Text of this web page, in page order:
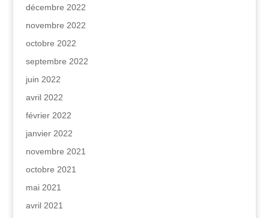
décembre 2022
novembre 2022
octobre 2022
septembre 2022
juin 2022
avril 2022
février 2022
janvier 2022
novembre 2021
octobre 2021
mai 2021
avril 2021